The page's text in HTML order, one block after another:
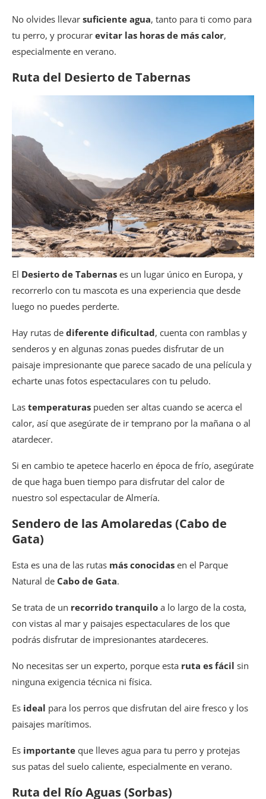
No olvides llevar suficiente agua, tanto para ti como para
tu perro, y procurar evitar las horas de más calor,
especialmente en verano.
Ruta del Desierto de Tabernas
El Desierto de Tabernas es un lugar único en Europa, y
recorrerlo con tu mascota es una experiencia que desde
luego no puedes perderte.
Hay rutas de diferente dificultad, cuenta con ramblas y
senderos y en algunas zonas puedes disfrutar de un
paisaje impresionante que parece sacado de una película y
echarte unas fotos espectaculares con tu peludo.
Las temperaturas pueden ser altas cuando se acerca el
calor, así que asegúrate de ir temprano por la mañana o al
atardecer.
Si en cambio te apetece hacerlo en época de frío, asegúrate
de que haga buen tiempo para disfrutar del calor de
nuestro sol espectacular de Almería.
Sendero de las Amolaredas (Cabo de
Gata)
Esta es una de las rutas más conocidas en el Parque
Natural de Cabo de Gata.
Se trata de un recorrido tranquilo a lo largo de la costa,
con vistas al mar y paisajes espectaculares de los que
podrás disfrutar de impresionantes atardeceres.
No necesitas ser un experto, porque esta ruta es fácil sin
ninguna exigencia técnica ni física.
Es ideal para los perros que disfrutan del aire fresco y los
paisajes marítimos.
Es importante que lleves agua para tu perro y protejas
sus patas del suelo caliente, especialmente en verano.
Ruta del Río Aguas (Sorbas)